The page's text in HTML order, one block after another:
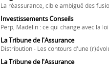
La réassurance, cible ambiguë des
Investissements Conseils
Perp, Madelin : ce qui change avec la
La Tribune de l'Assurance
Distribution - Les contours d'une
La Tribune de l'Assurance